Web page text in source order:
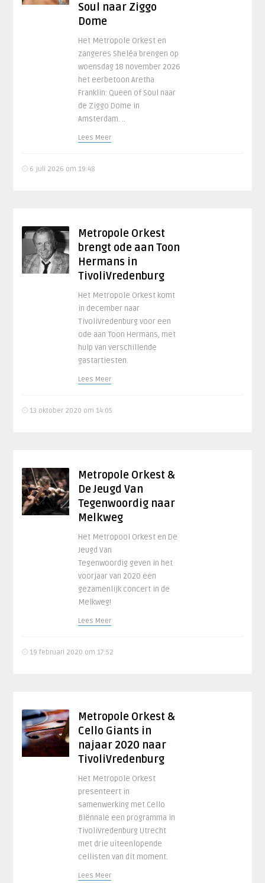
Soul naar Ziggo
Dome
Het Metropole Orkest en
zangeres Sheléa brengen op
woensdag 18 november 2026
het eerbetoon Aretha
Franklin: Queen of Soul naar
de Ziggo Dome in
Amsterdam. ..
Lees Meer
6 juli 2026 om 19:48
Metropole Orkest
brengt ode aan Toon
Hermans in
TivoliVredenburg
Het Metropole Orkest komt
in december naar
TivoliVredenburg voor een
ode aan Toon Hermans, met
hulp van verschillende
gastartiesten.
Lees Meer
13 oktober 2020 om 14:05
Metropole Orkest &
De Jeugd Van
Tegenwoordig naar
Melkweg
Het Metropool Orkest en De
Jeugd Van
Tegenwoordig geven in het
voorjaar van 2020 een
gezamenlijk concert in de
Melkweg!
Lees Meer
19 februari 2020 om 17:52
Metropole Orkest &
Cello Giants in
najaar 2020 naar
TivoliVredenburg
Het Metropole Orkest
presenteert in
samenwerking met Cello
Biënnale een programma in
TivoliVredenburg Utrecht
met drie uiteenlopende
cellisten van dit moment.
Lees Meer